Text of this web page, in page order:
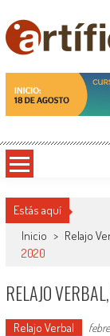
contenido
Artificecrea
Blog de Artífice
diversos
Estás aquí
Inicio > Relajo
2020
RELAJO
Relajo Verbal